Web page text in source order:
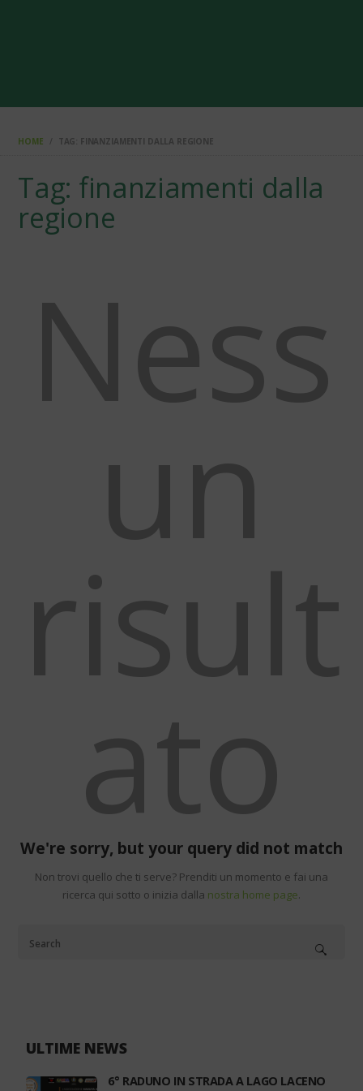
HOME TAG: FINANZIAMENTI DALLA REGIONE
Tag: finanziamenti dalla
regione
Ness
un
risult
ato
We're sorry, but your query did not match
Non trovi quello che ti serve? Prenditi un momento e fai una
ricerca qui sotto o inizia dalla nostra home page.
ULTIME NEWS
6° RADUNO IN STRADA A LAGO LACENO